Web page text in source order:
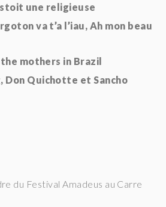
une religieuse
va t’a l’iau, Ah mon beau
the mothers in Brazil
Don Quichotte et Sancho
du Festival Amadeus au Carre